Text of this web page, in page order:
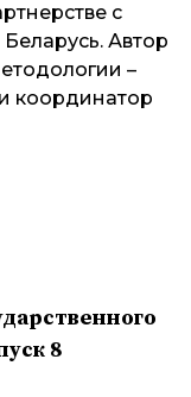
с
Автор
–
координатор
8